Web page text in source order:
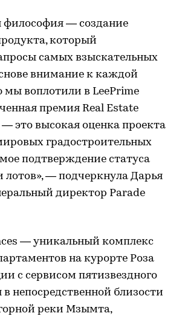
философия — создание
который
самых взыскательных
внимание к каждой
мы воплотили в LeePrime
премия Real Estate
это высокая оценка проекта
градостроительных
подтверждение статуса
лотов», — подчеркнула Дарья
директор Parade
— уникальный комплекс
на курорте Роза
с сервисом пятизвездного
в непосредственной близости
реки Мзымта,